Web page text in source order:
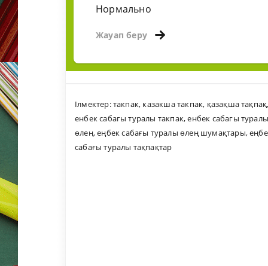
Нормально
Жауап беру
Ілмектер:такпак, казакша такпак, қазақша тақпақ,
енбек сабагы туралы такпак,енбек сабагы
өлең,еңбек сабағы туралы өлең шумақтары,
сабағы туралы тақпақтар